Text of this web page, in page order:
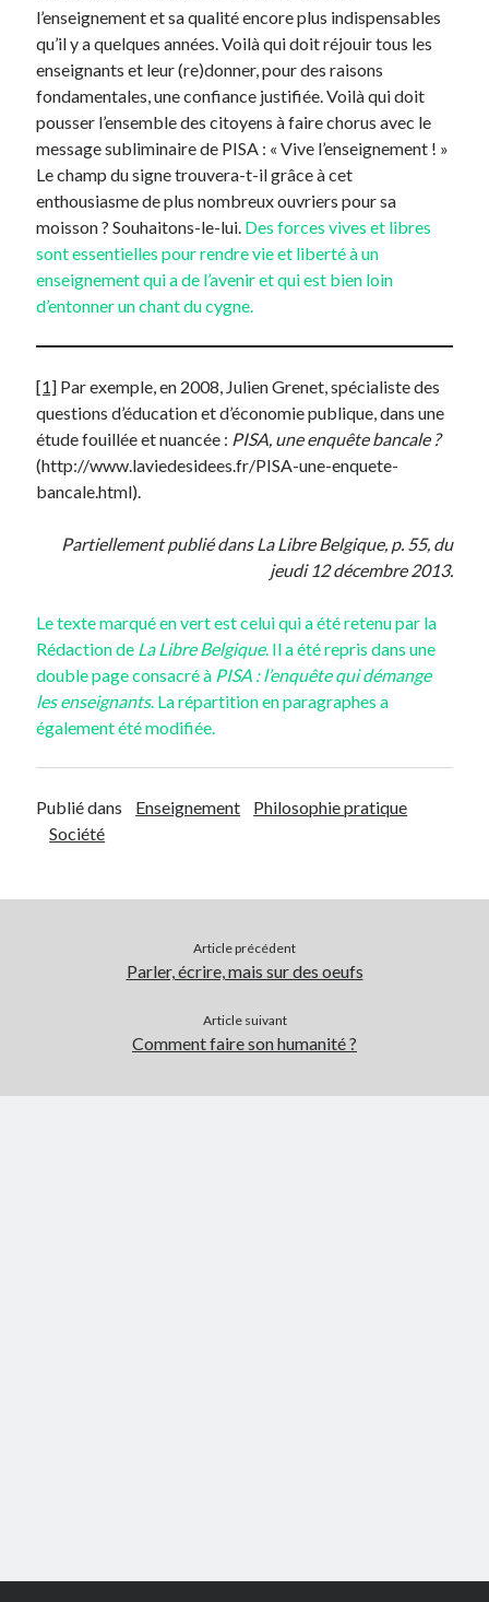
l’enseignement et sa qualité encore plus indispensables
qu’il y a quelques années. Voilà qui doit réjouir tous les
enseignants et leur (re)donner, pour des raisons
fondamentales, une confiance justifiée. Voilà qui doit
pousser l’ensemble des citoyens à faire chorus avec le
message subliminaire de PISA : « Vive l’enseignement ! »
Le champ du signe trouvera-t-il grâce à cet
enthousiasme de plus nombreux ouvriers pour sa
moisson ? Souhaitons-le-lui. Des forces vives et libres
sont essentielles pour rendre vie et liberté à un
enseignement qui a de l’avenir et qui est bien loin
d’entonner un chant du cygne.
[1] Par exemple, en 2008, Julien Grenet, spécialiste des
questions d’éducation et d’économie publique, dans une
étude fouillée et nuancée : PISA, une enquête bancale ?
(http://www.laviedesidees.fr/PISA-une-enquete-
bancale.html).
Partiellement publié dans La Libre Belgique, p. 55, du
jeudi 12 décembre 2013.
Le texte marqué en vert est celui qui a été retenu par la
Rédaction de La Libre Belgique. Il a été repris dans une
double page consacré à PISA : l’enquête qui démange
les enseignants. La répartition en paragraphes a
également été modifiée.
Publié dans Enseignement
Philosophie pratique
Société
Article précédent
Parler, écrire, mais sur des oeufs
Article suivant
Comment faire son humanité ?